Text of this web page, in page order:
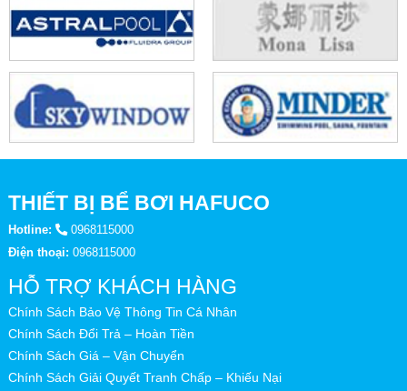
THIẾT BỊ BỂ BƠI HAFUCO
Hotline:
0968115000
Điện thoại: 0968115000
HỖ TRỢ KHÁCH HÀNG
Chính Sách Bảo Vệ Thông Tin Cá Nhân
Chính Sách Đổi Trả – Hoàn Tiền
Chính Sách Giá – Vận Chuyển
Chính Sách Giải Quyết Tranh Chấp – Khiếu Nại